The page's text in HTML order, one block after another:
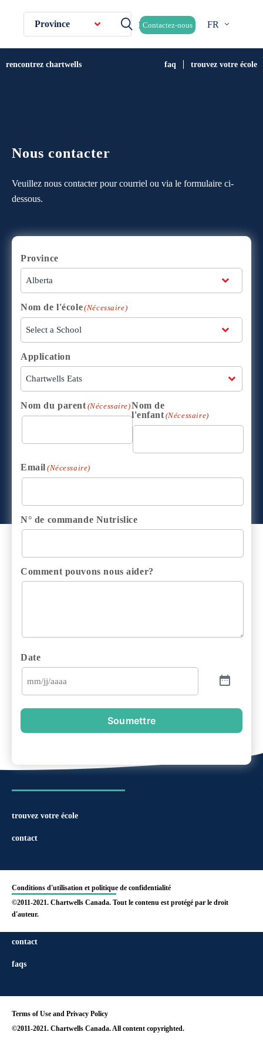
Province Contactez-nous FR
rencontrez chartwells faq trouvez votre école
Nous contacter
Veuillez nous contacter pour courriel ou via le formulaire ci-
dessous.
Province
Nom de l'école(Nécessaire)
Application
Nom du parent (Nécessaire)Nom de
l'enfant (Nécessaire)
Email (Nécessaire)
N° de commande Nutrislice
Comment pouvons nous aider?
Date
Soumettre
find your school
contact
faqs
Terms of Use and Privacy Policy
©2011-2021. Chartwells Canada. All content copyrighted.
trouvez votre école
contact
Conditions d'utilisation et politique de confidentialité
©2011-2021. Chartwells Canada. Tout le contenu est protégé par le droit
d'auteur.